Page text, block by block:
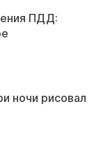
ПДД:
ночи рисовал